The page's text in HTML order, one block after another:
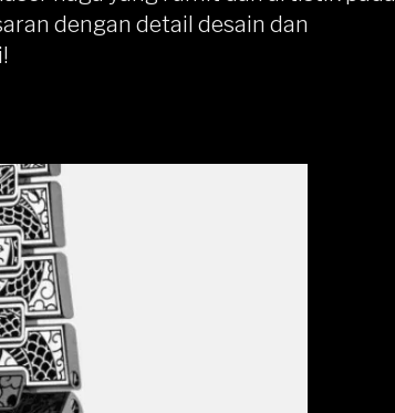
dengan detail desain dan